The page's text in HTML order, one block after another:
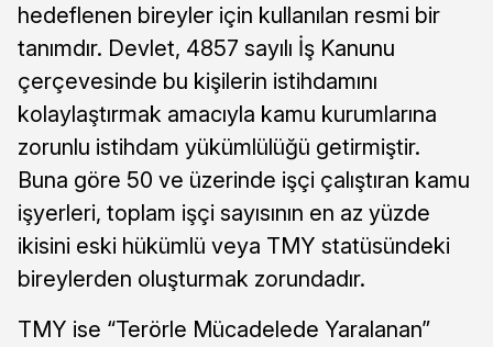
hedeflenen bireyler için kullanılan resmi bir
tanımdır. Devlet, 4857 sayılı İş Kanunu
çerçevesinde bu kişilerin istihdamını
kolaylaştırmak amacıyla kamu kurumlarına
zorunlu istihdam yükümlülüğü getirmiştir.
Buna göre 50 ve üzerinde işçi çalıştıran kamu
işyerleri, toplam işçi sayısının en az yüzde
ikisini eski hükümlü veya TMY statüsündeki
bireylerden oluşturmak zorundadır.
TMY ise “Terörle Mücadelede Yaralanan”